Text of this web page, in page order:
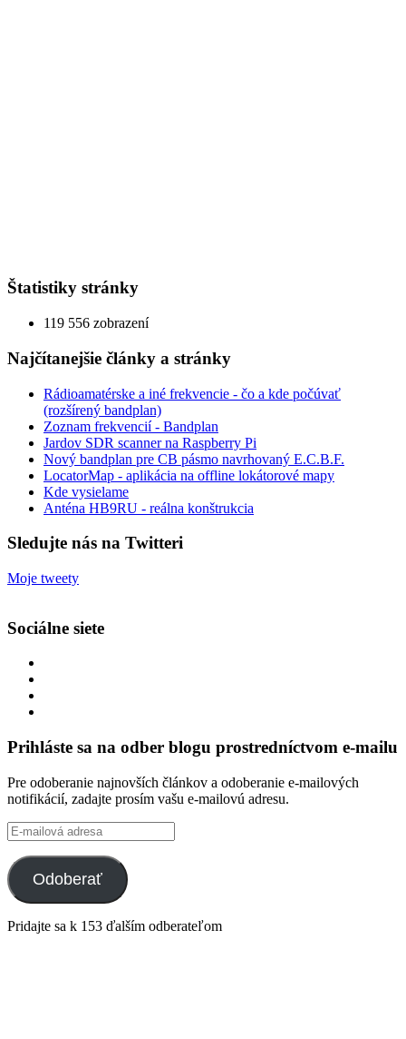
Štatistiky stránky
119 556 zobrazení
Najčítanejšie články a stránky
Rádioamatérske a iné frekvencie - čo a kde počúvať
(rozšírený bandplan)
Zoznam frekvencií - Bandplan
Jardov SDR scanner na Raspberry Pi
Nový bandplan pre CB pásmo navrhovaný E.C.B.F.
LocatorMap - aplikácia na offline lokátorové mapy
Kde vysielame
Anténa HB9RU - reálna konštrukcia
Sledujte nás na Twitteri
Moje tweety
Sociálne siete
Twitter
na
tekkoooo
YouTube
Prihláste sa na odber blogu prostredníctvom e-mailu
Pre odoberanie najnovších článkov a odoberanie e-mailových
notifikácií, zadajte prosím vašu e-mailovú adresu.
E-
mailová
adresa
Odoberať
Pridajte sa k 153 ďalším odberateľom